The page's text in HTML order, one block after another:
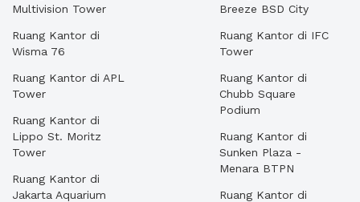
Multivision Tower
Ruang Kantor di
Wisma 76
Ruang Kantor di APL
Tower
Ruang Kantor di
Lippo St. Moritz
Tower
Ruang Kantor di
Jakarta Aquarium
Breeze BSD City
Ruang Kantor di IFC
Tower
Ruang Kantor di
Chubb Square
Podium
Ruang Kantor di
Sunken Plaza -
Menara BTPN
Ruang Kantor di